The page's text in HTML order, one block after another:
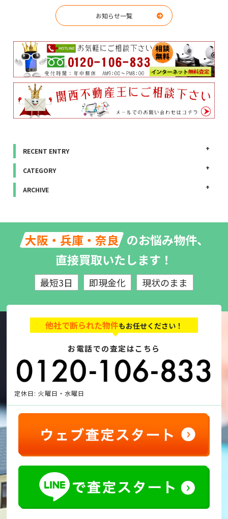
お知らせ一覧
RECENT ENTRY
CATEGORY
ARCHIVE
大阪・兵庫・奈良 のお悩み物件、
直接買取いたします！
最短3日 即現金化 現状のまま
他社で断られた物件もお任せください！
お電話での査定はこちら
定休日: 火曜日・水曜日